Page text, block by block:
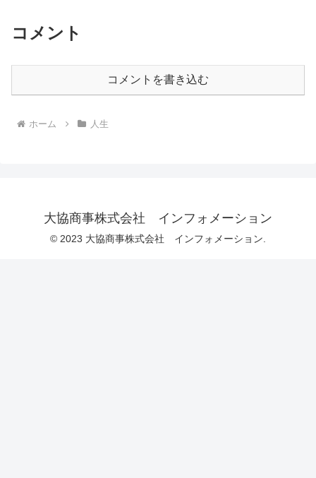
コメント
コメントを書き込む
ホーム 人生
大協商事株式会社 インフォメーション
© 2023 大協商事株式会社 インフォメーション.